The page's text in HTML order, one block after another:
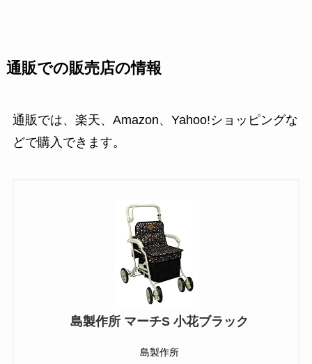
通販での販売店の情報
通販では、楽天、Amazon、Yahoo!ショッピングな
どで購入できます。
島製作所 マーチS 小花ブラック
島製作所